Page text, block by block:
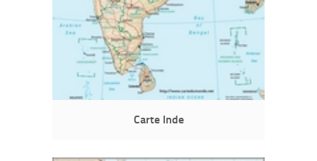
Carte Inde